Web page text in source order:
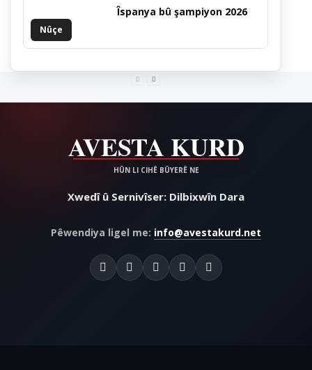
Nûçe
Îspanya bû şampiyon 2026
Xwedî û Sernivîser: Dilbixwîn Dara
Pêwendiya ligel me: info@avestakurd.net